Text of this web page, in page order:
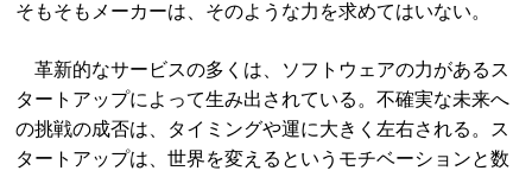
そもそもメーカーは、そのような力を求めてはいない。
革新的なサービスの多くは、ソフトウェアの力があるス
タートアップによって生み出されている。不確実な未来へ
の挑戦の成否は、タイミングや運に大きく左右される。ス
タートアップは、世界を変えるというモチベーションと数